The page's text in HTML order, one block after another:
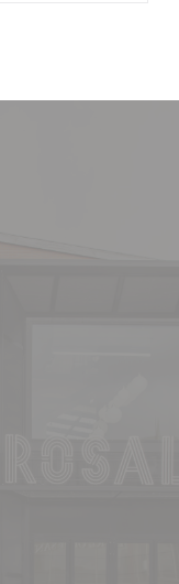
νέο παράθυρο))